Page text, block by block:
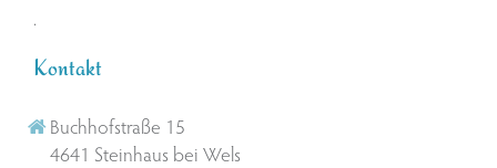
.
Kontakt
Buchhofstraße 15
4641 Steinhaus bei Wels